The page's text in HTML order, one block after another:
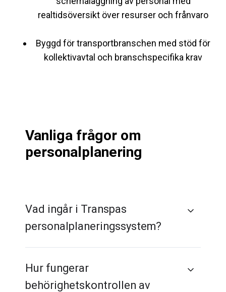
realtidsöversikt över resurser och frånvaro
Byggd för transportbranschen med stöd för
kollektivavtal och branschspecifika krav
Vanliga frågor om
personalplanering
Vad ingår i Transpas
personalplaneringssystem?
Hur fungerar
behörighetskontrollen av